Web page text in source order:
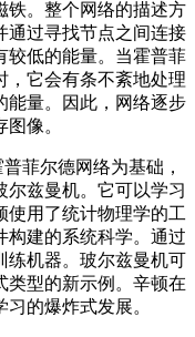
铁。整个网络的描述方
通过寻找节点之间连接
较低的能量。当霍普菲
，它会有条不紊地处理
能量。因此，网络逐步
像。
菲尔德网络为基础，
尔兹曼机。它可以学习
使用了统计物理学的工
构建的系统科学。通过
练机器。玻尔兹曼机可
类型的新示例。辛顿在
的爆炸式发展。